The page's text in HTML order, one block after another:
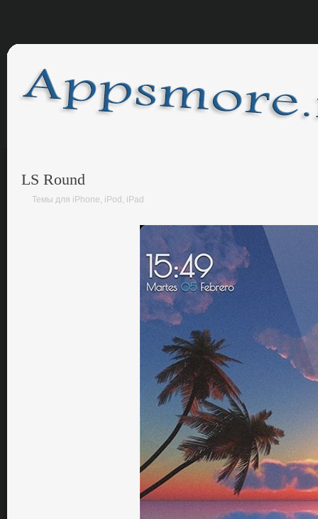
LS Round
Темы для iPhone, iPod, iPad